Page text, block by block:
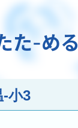
た-める
-小3